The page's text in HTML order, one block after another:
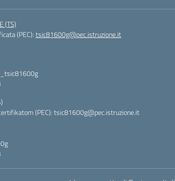
(TS)
(PEC):tsic81600g@pec.istruzione.it
(PEC): tsic81600g@pec.istruzione.it